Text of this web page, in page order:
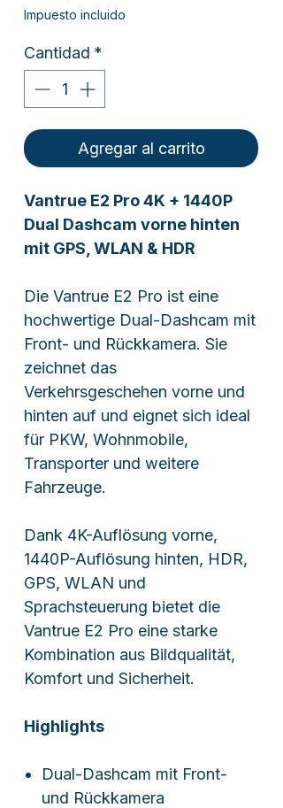
Impuesto incluido
Cantidad *
Agregar al carrito
Vantrue E2 Pro 4K + 1440P
Dual Dashcam vorne hinten
mit GPS, WLAN & HDR
Die Vantrue E2 Pro ist eine
hochwertige Dual-Dashcam mit
Front- und Rückkamera. Sie
zeichnet das
Verkehrsgeschehen vorne und
hinten auf und eignet sich ideal
für PKW, Wohnmobile,
Transporter und weitere
Fahrzeuge.
Dank 4K-Auflösung vorne,
1440P-Auflösung hinten, HDR,
GPS, WLAN und
Sprachsteuerung bietet die
Vantrue E2 Pro eine starke
Kombination aus Bildqualität,
Komfort und Sicherheit.
Highlights
Dual-Dashcam mit Front-
und Rückkamera